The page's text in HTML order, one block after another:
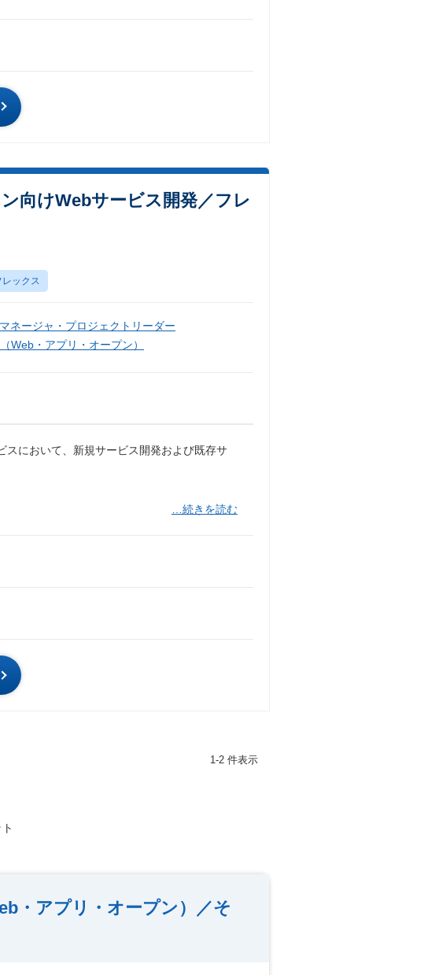
向けWebサービス開発／フレ
レックス
ネージャ・プロジェクトリーダー
Web・アプリ・オープン）
スにおいて、新規サービス開発および既存サ
…続きを読む
1-2 件表示
・アプリ・オープン）／そ